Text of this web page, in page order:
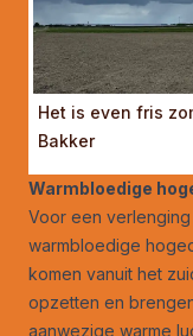
Het is even fris
Bakker
Warmbloedige
Voor een
warmbloedige
komen vanuit het
opzetten en
aanwezige warme